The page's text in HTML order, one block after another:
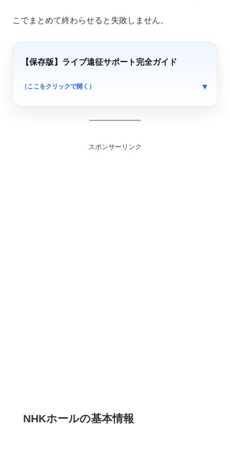
こでまとめて終わらせると失敗しません。
【保存版】ライブ遠征サポート完全ガイド
（ここをクリックで開く）
スポンサーリンク
NHKホールの基本情報